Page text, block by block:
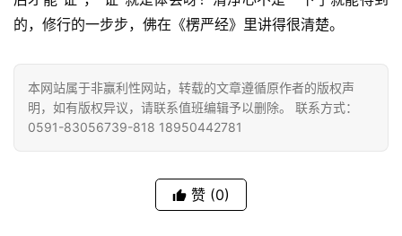
菩
提
题
的，修行的一步步，佛在《楞严经》里讲得很清楚。
本网站属于非赢利性网站，转载的文章遵循原作者的版权声
明，如有版权异议，请联系值班编辑予以删除。 联系方式：
0591-83056739-818 18950442781
赞 (0)